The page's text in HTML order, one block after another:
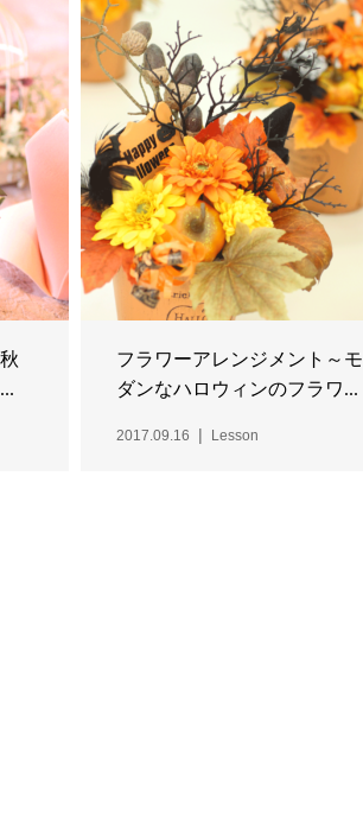
フラワーアレンジメント～モ
ダンなハロウィンのフラワ...
2017.09.16 Lesson